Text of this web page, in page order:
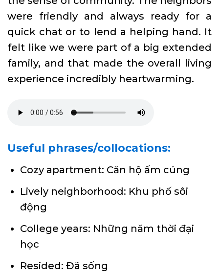
were friendly and always ready for a
quick chat or to lend a helping hand. It
felt like we were part of a big extended
family, and that made the overall living
experience incredibly heartwarming.
Useful phrases/collocations:
Cozy apartment: Căn hộ ấm cúng
Lively neighborhood: Khu phố sôi
động
College years: Những năm thời đại
học
Resided: Đã sống